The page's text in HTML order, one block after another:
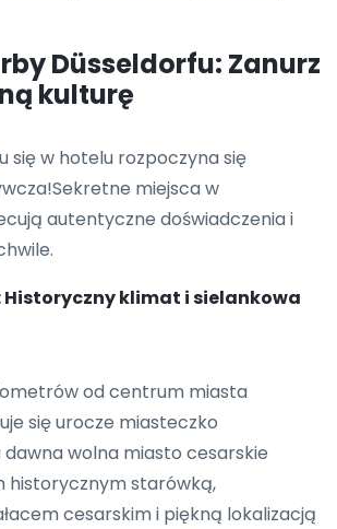
Düsseldorfu: Zanurz
kulturę
się w hotelu rozpoczyna się
miejsca w
autentyczne doświadczenia i
Historyczny klimat i sielankowa
od centrum miasta
się urocze miasteczko
dawna wolna miasto cesarskie
historycznym starówką,
cesarskim i piękną lokalizacją